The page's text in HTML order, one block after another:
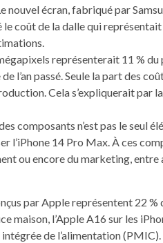
nouvel écran, fabriqué par
coût de la dalle qui
représenterait 11 % du
l’an passé. Seule la part des
Cela s’expliquerait
composants n’est pas le seul
l’iPhone 14 Pro Max. À ces
ou encore du marketing, entre
par Apple représentent 22
maison, l’Apple A16 sur les
de l’alimentation